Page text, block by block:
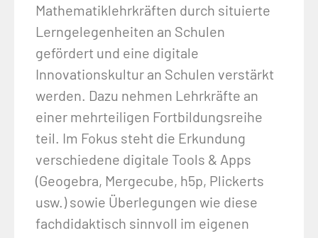
Mathematiklehrkräften durch situierte
Lerngelegenheiten an Schulen
gefördert und eine digitale
Innovationskultur an Schulen verstärkt
werden. Dazu nehmen Lehrkräfte an
einer mehrteiligen Fortbildungsreihe
teil. Im Fokus steht die Erkundung
verschiedene digitale Tools & Apps
(Geogebra, Mergecube, h5p, Plickerts
usw.) sowie Überlegungen wie diese
fachdidaktisch sinnvoll im eigenen